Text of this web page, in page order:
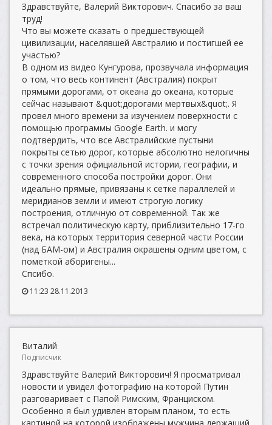
Здравствуйте, Валерий Викторович. Спасибо за ваш
труд!
Что вы можете сказать о предшествующей
цивилизации, населявшей Австралию и постигшей ее
участью?
В одном из видео Кунгурова, прозвучала информация
о том, что весь континент (Австралия) покрыт
прямыми дорогами, от океана до океана, которые
сейчас называют &quot;дорогами мертвых&quot;. Я
провел много времени за изучением поверхности с
помощью программы Google Earth. и могу
подтвердить, что все Австралийские пустыни
покрыты сетью дорог, которые абсолютно нелогичны
с точки зрения официальной истории, географии, и
современного способа постройки дорог. Они
идеально прямые, привязаны к сетке параллелей и
меридианов земли и имеют строгую логику
построения, отличную от современной. Так же
встречал политическую карту, приблизительно 17-го
века, на которых территория северной части России
(над БАМ-ом) и Австралия окрашены одним цветом, с
пометкой аборигены...
Спсибо.
11:23 28.11.2013
Виталий
Подписчик
Здравствуйте Валерий Викторович! Я просматривал
новости и увидел фотографию на которой Путин
разговаривает с Папой Римским, Франциском.
Особенно я был удивлен вторым планом, то есть